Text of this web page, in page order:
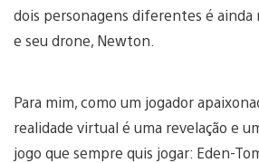
dois personagens diferentes é
e seu drone, Newton.
Para mim, como um jogador
realidade virtual é uma revelação e
jogo que sempre quis jogar: Eden-